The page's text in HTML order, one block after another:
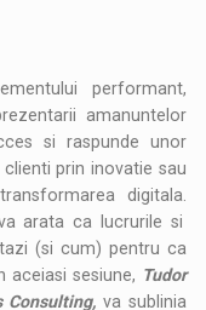
performant,
amanuntelor
si raspunde unor
prin inovatie sau
digitala.
arata ca lucrurile si
(si cum) pentru ca
aceiasi sesiune, Tudor
Consulting, va sublinia